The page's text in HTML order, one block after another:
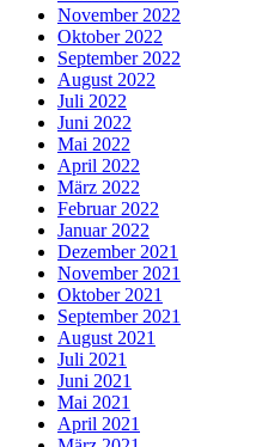
November 2022
Oktober 2022
September 2022
August 2022
Juli 2022
Juni 2022
Mai 2022
April 2022
März 2022
Februar 2022
Januar 2022
Dezember 2021
November 2021
Oktober 2021
September 2021
August 2021
Juli 2021
Juni 2021
Mai 2021
April 2021